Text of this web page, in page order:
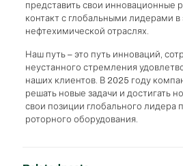
представить свои инновационные
контакт с глобальными лидерами в
нефтехимической отраслях.
Наш путь – это путь инноваций,
неустанного стремления
наших клиентов. В 2025 году
решать новые задачи и достигать
свои позиции глобального лидера
роторного оборудования.